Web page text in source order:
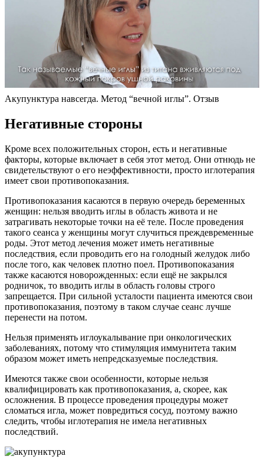
Акупунктура навсегда. Метод “вечной иглы”. Отзыв
Негативные стороны
Кроме всех положительных сторон, есть и негативные
факторы, которые включает в себя этот метод. Они отнюдь не
свидетельствуют о его неэффективности, просто иглотерапия
имеет свои противопоказания.
Противопоказания касаются в первую очередь беременных
женщин: нельзя вводить иглы в область живота и не
затрагивать некоторые точки на её теле. После проведения
такого сеанса у женщины могут случиться преждевременные
роды. Этот метод лечения может иметь негативные
последствия, если проводить его на голодный желудок либо
после того, как человек плотно поел. Противопоказания
также касаются новорожденных: если ещё не закрылся
родничок, то вводить иглы в область головы строго
запрещается. При сильной усталости пациента имеются свои
противопоказания, поэтому в таком случае сеанс лучше
перенести на потом.
Нельзя применять иглоукалывание при онкологических
заболеваниях, потому что стимуляция иммунитета таким
образом может иметь непредсказуемые последствия.
Имеются также свои особенности, которые нельзя
квалифицировать как противопоказания, а, скорее, как
осложнения. В процессе проведения процедуры может
сломаться игла, может повредиться сосуд, поэтому важно
следить, чтобы иглотерапия не имела негативных
последствий.